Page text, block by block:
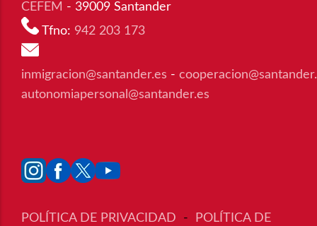
CEFEM - 39009 Santander
Tfno: 942 203 173
inmigracion@santander.es -
autonomiapersonal@santander.es
POLÍTICA DE PRIVACIDAD -
POLÍTICA DE